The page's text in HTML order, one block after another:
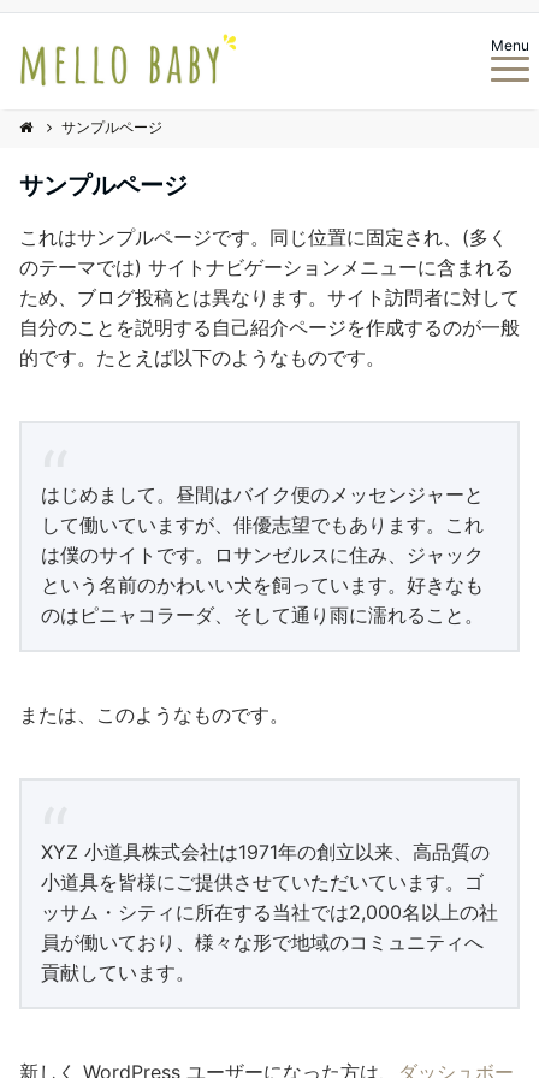
Menu
サンプルページ
サンプルページ
これはサンプルページです。同じ位置に固定され、(多く
のテーマでは) サイトナビゲーションメニューに含まれる
ため、ブログ投稿とは異なります。サイト訪問者に対して
自分のことを説明する自己紹介ページを作成するのが一般
的です。たとえば以下のようなものです。
はじめまして。昼間はバイク便のメッセンジャーと
して働いていますが、俳優志望でもあります。これ
は僕のサイトです。ロサンゼルスに住み、ジャック
という名前のかわいい犬を飼っています。好きなも
のはピニャコラーダ、そして通り雨に濡れること。
または、このようなものです。
XYZ 小道具株式会社は1971年の創立以来、高品質の
小道具を皆様にご提供させていただいています。ゴ
ッサム・シティに所在する当社では2,000名以上の社
員が働いており、様々な形で地域のコミュニティへ
貢献しています。
新しく WordPress ユーザーになった方は、 ダッシュボー